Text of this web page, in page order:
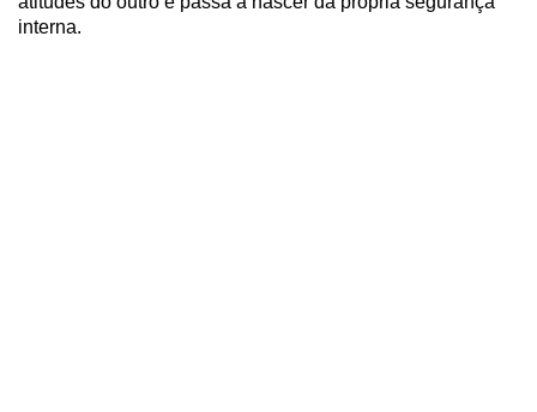
interna.